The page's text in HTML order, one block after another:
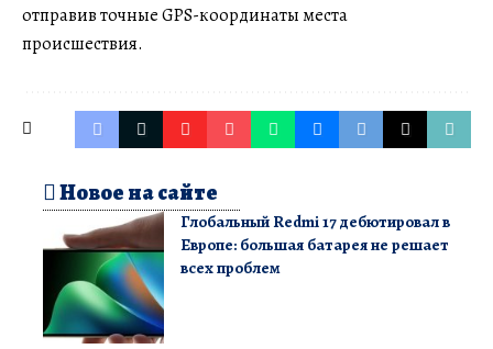
отправив точные GPS-координаты места
происшествия.
Новое на сайте
Глобальный Redmi 17 дебютировал в
Европе: большая батарея не решает
всех проблем